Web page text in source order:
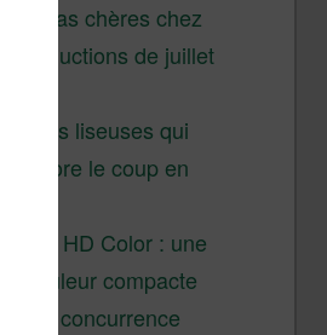
pas chères chez
– réductions de juillet
liseuses qui
encore le coup en
Light HD Color : une
couleur compacte
toute concurrence